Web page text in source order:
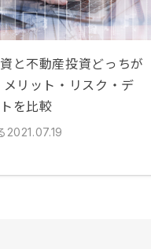
と不動産投資どっちが
メリット・リスク・デ
を比較
2021.07.19